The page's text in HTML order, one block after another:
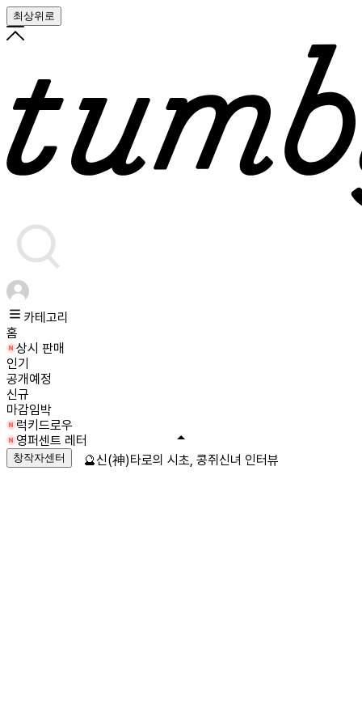
최상위로
카테고리
홈
상시 판매
인기
공개예정
신규
마감임박
럭키드로우
영퍼센트 레터
창작자센터 🔮신(神)타로의 시초, 콩쥐신녀 인터뷰